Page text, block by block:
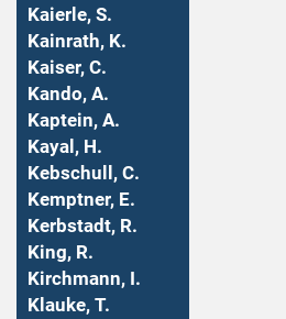
Kaierle, S.
Kainrath, K.
Kaiser, C.
Kando, A.
Kaptein, A.
Kayal, H.
Kebschull, C.
Kemptner, E.
Kerbstadt, R.
King, R.
Kirchmann, I.
Klauke, T.